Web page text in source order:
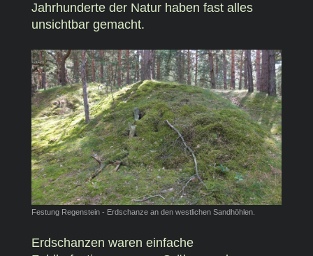
Jahrhunderte der Natur haben fast alles
unsichtbar gemacht.
Festung Regenstein - Erdschanze an den westlichen Sandhöhlen.
Erdschanzen waren einfache